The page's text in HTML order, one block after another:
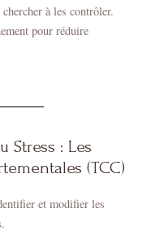
à les contrôler.
pour réduire
Stress : Les
(TCC)
et modifier les